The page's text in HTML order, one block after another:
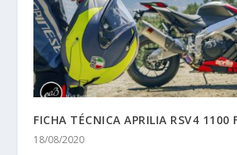
FICHA TÉCNICA APRILIA RSV4 1100
18/08/2020